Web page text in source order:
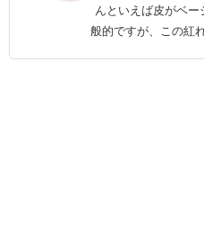
んといえば皮がベ
般的ですが、この紅